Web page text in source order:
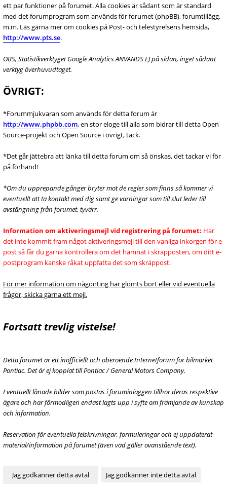
ett par funktioner på forumet. Alla cookies är sådant som är standard
med det forumprogram som används för forumet (phpBB), forumtillägg,
m.m. Läs gärna mer om cookies på Post- och telestyrelsens hemsida,
http://www.pts.se.
OBS, Statistikverktyget Google Analytics ANVÄNDS EJ på sidan, inget sådant
verktyg överhuvudtaget.
ÖVRIGT:
*Forummjukvaran som används för detta forum är
http://www.phpbb.com, en stor eloge till alla som bidrar till detta Open
Source-projekt och Open Source i övrigt, tack.
*Det går jättebra att länka till detta forum om så önskas, det tackar vi för
på förhand!
*Om du upprepande gånger bryter mot de regler som finns så kommer vi
eventuellt att ta kontakt med dig samt ge varningar som till slut leder till
avstängning från forumet, tyvärr.
Information om aktiveringsmejl vid registrering på forumet: Har
det inte kommit fram något aktiveringsmejl till den vanliga inkorgen för e-
post så får du gärna kontrollera om det hamnat i skräpposten, om ditt e-
postprogram kanske råkat uppfatta det som skräppost.
För mer information om någonting har glömts bort eller vid eventuella
frågor, skicka gärna ett mejl.
Fortsatt trevlig vistelse!
Detta forumet är ett inofficiellt och oberoende Internetforum för bilmärket
Pontiac. Det är ej kopplat till Pontiac / General Motors Company.
Eventuellt lånade bilder som postas i foruminläggen tillhör deras respektive
ägare och har förmodligen endast lagts upp i syfte om främjande av kunskap
och information.
Reservation för eventuella felskrivningar, formuleringar och ej uppdaterat
material/information på forumet (även vad gäller ovanstående text).